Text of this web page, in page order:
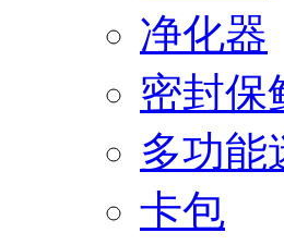
净化器
密封保
多功能
卡包